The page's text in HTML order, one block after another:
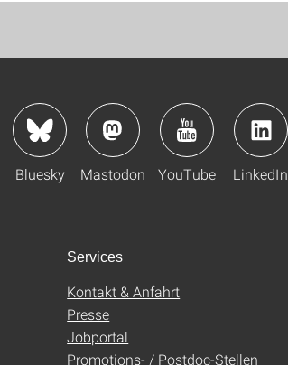
Bluesky Mastodon YouTube LinkedIn
Services
Kontakt & Anfahrt
Presse
Jobportal
Promotions- / Postdoc-Stellen